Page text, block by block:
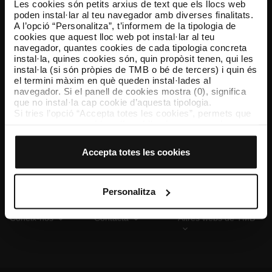
Les cookies són petits arxius de text que els llocs web
poden instal·lar al teu navegador amb diverses finalitats.
A l’opció “Personalitza”, t’informem de la tipologia de
cookies que aquest lloc web pot instal·lar al teu
navegador, quantes cookies de cada tipologia concreta
instal·la, quines cookies són, quin propòsit tenen, qui les
instal·la (si són pròpies de TMB o bé de tercers) i quin és
el termini màxim en què queden instal·lades al
navegador. Si el panell de cookies mostra (0), significa
que no instal·la cap cookie d’aquesta tipologia.
Si tries l’opció “Accepta totes les cookies”, permets que
El selector que es troba a la dreta de cada tipologia de
cookies d’aquella classe.
Un cop hagis marcat les teves preferències, has de fer
clic sobre “Selecciona i configura”. Així, s’instal·laran
només les cookies de la tipologia que hagis seleccionat
personalització, perquè permeten recordar les teves
opcions de navegació (com ara l’idioma) i milloren la teva
Accepta totes les cookies
Personalitza
TMB App
Descarrega’t TMB App i compra els teus bitllets
App Store Google Play
Coneix-nos Contacta Altres webs de TMB